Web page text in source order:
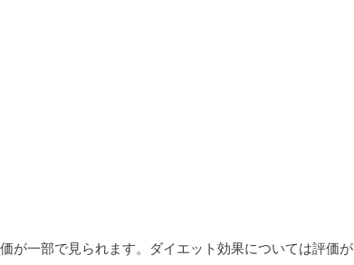
が一部で見られます。ダイエット効果については評価が